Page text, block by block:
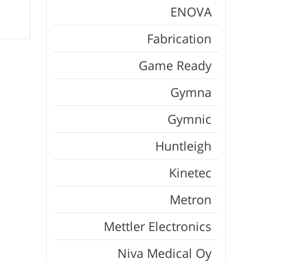
ENOVA
Fabrication
Game Ready
Gymna
Gymnic
Huntleigh
Kinetec
Metron
Mettler Electronics
Niva Medical Oy